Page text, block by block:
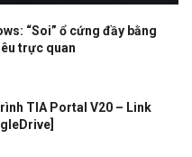
“Soi” ổ cứng đầy bằng
trực quan
TIA Portal V20 – Link